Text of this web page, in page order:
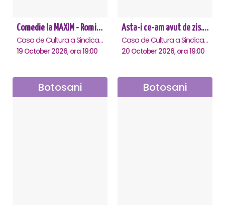
Comedie la MAXIM - Romica Tociu și Cornel Palade - Botosani
Casa de Cultura a Sindicatelor "Nicolae Iorga" , Botosani
19 October 2026, ora 19:00
Asta-i ce-am avut de zis... - Horațiu Mălăele & Nicu Alifantis - Botosani
Casa de Cultura a Sindicatelor "Nicolae Iorga" , Botosani
20 October 2026, ora 19:00
Botosani Botosani